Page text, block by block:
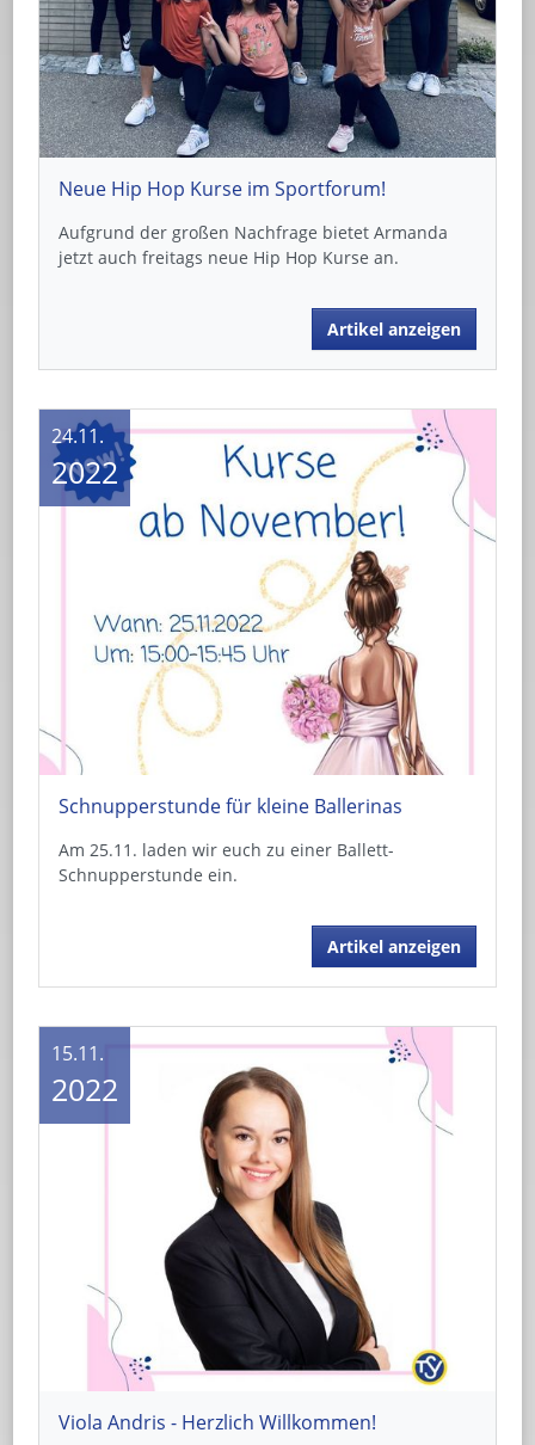
Neue Hip Hop Kurse im Sportforum!
Aufgrund der großen Nachfrage bietet Armanda
jetzt auch freitags neue Hip Hop Kurse an.
Artikel anzeigen
Schnupperstunde für kleine Ballerinas
Am 25.11. laden wir euch zu einer Ballett-
Schnupperstunde ein.
Artikel anzeigen
24.11.
2022
Viola Andris - Herzlich Willkommen!
15.11.
2022